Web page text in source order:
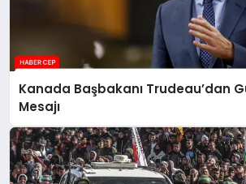
Kanada Başbakanı Trudeau’dan
Mesajı